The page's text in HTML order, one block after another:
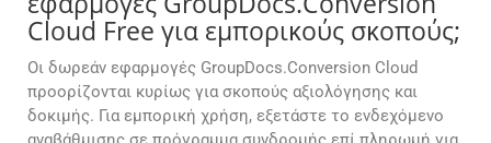
Cloud Free για εμπορικούς σκοπούς;
Οι δωρεάν εφαρμογές GroupDocs.Conversion Cloud
προορίζονται κυρίως για σκοπούς αξιολόγησης και
δοκιμής. Για εμπορική χρήση, εξετάστε το ενδεχόμενο